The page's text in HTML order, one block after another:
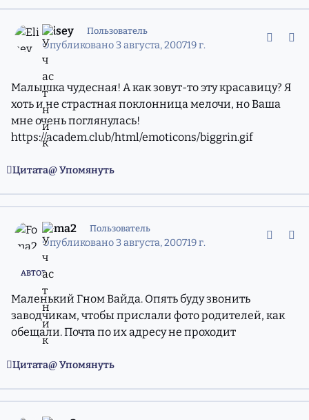
Elisey Пользователь
Опубликовано3 августа, 200719 г.
Малышка чудесная! А как зовут-то эту красавицу? Я
хоть и не страстная поклонница мелочи, но Ваша
мне очень поглянулась!
https://academ.club/html/emoticons/biggrin.gif
Цитата Упомянуть
Foma2 Пользователь
Опубликовано3 августа, 200719 г.
АВТОР
Маленький Гном Вайда. Опять буду звонить
заводчикам, чтобы прислали фото родителей, как
обещали. Почта по их адресу не проходит
Цитата Упомянуть